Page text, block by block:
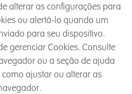
alterar as configurações para
ou alertá-lo quando um
para seu dispositivo.
gerenciar Cookies. Consulte
ou a seção de ajuda
ajustar ou alterar as